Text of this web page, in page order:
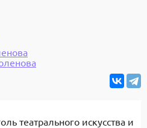
театрального искусства и